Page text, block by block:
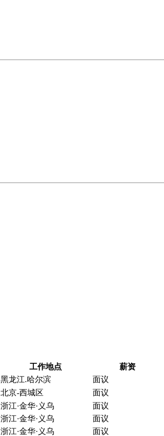
工作地点 薪资
黑龙江.哈尔滨 面议
北京-西城区 面议
浙江·金华·义乌
面议
浙江·金华·义乌
面议
浙江·金华·义乌
面议